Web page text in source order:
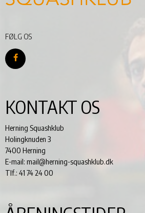
FØLG OS
KONTAKT OS
Herning Squashklub
Holingknuden 3
7400 Herning
E-mail: mail@herning-squashklub.dk
Tlf.: 41 74 24 00